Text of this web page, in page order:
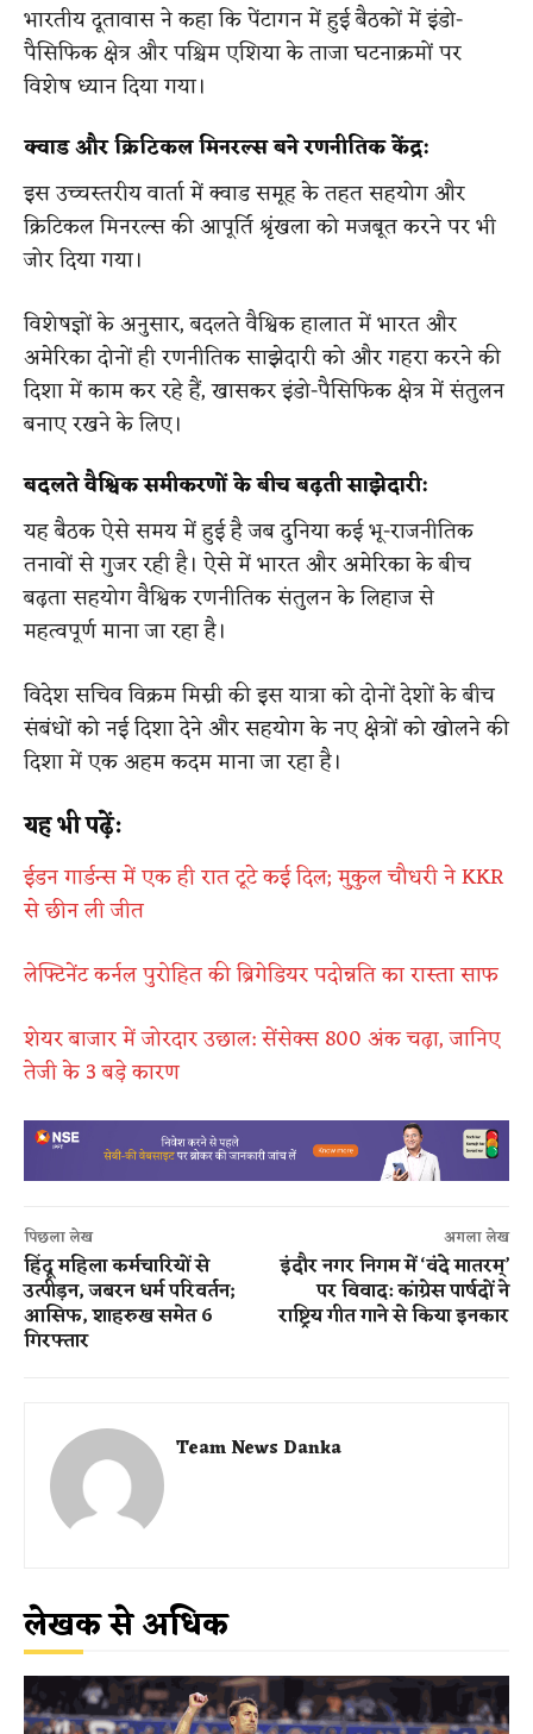
भारतीय दूतावास ने कहा कि पेंटागन में हुई बैठकों में इंडो-
पैसिफिक क्षेत्र और पश्चिम एशिया के ताजा घटनाक्रमों पर
विशेष ध्यान दिया गया।
क्वाड और क्रिटिकल मिनरल्स बने रणनीतिक केंद्र:
इस उच्चस्तरीय वार्ता में क्वाड समूह के तहत सहयोग और
क्रिटिकल मिनरल्स की आपूर्ति श्रृंखला को मजबूत करने पर भी
जोर दिया गया।
विशेषज्ञों के अनुसार, बदलते वैश्विक हालात में भारत और
अमेरिका दोनों ही रणनीतिक साझेदारी को और गहरा करने की
दिशा में काम कर रहे हैं, खासकर इंडो-पैसिफिक क्षेत्र में संतुलन
बनाए रखने के लिए।
बदलते वैश्विक समीकरणों के बीच बढ़ती साझेदारी:
यह बैठक ऐसे समय में हुई है जब दुनिया कई भू-राजनीतिक
तनावों से गुजर रही है। ऐसे में भारत और अमेरिका के बीच
बढ़ता सहयोग वैश्विक रणनीतिक संतुलन के लिहाज से
महत्वपूर्ण माना जा रहा है।
विदेश सचिव विक्रम मिस्री की इस यात्रा को दोनों देशों के बीच
संबंधों को नई दिशा देने और सहयोग के नए क्षेत्रों को खोलने की
दिशा में एक अहम कदम माना जा रहा है।
यह भी पढ़ें:
ईडन गार्डन्स में एक ही रात टूटे कई दिल; मुकुल चौधरी ने KKR
से छीन ली जीत
लेफ्टिनेंट कर्नल पुरोहित की ब्रिगेडियर पदोन्नति का रास्ता साफ
शेयर बाजार में जोरदार उछाल: सेंसेक्स 800 अंक चढ़ा, जानिए
तेजी के 3 बड़े कारण
पिछला लेख
हिंदू महिला कर्मचारियों से
उत्पीड़न, जबरन धर्म परिवर्तन;
आसिफ, शाहरुख समेत 6
गिरफ्तार
अगला लेख
इंदौर नगर निगम में ‘वंदे मातरम्’
पर विवाद: कांग्रेस पार्षदों ने
राष्ट्रिय गीत गाने से किया इनकार
Team News Danka
लेखक से अधिक